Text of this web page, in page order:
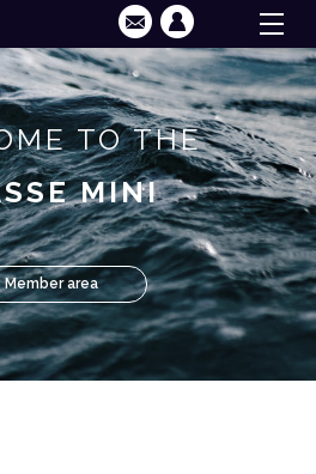
TO THE
MINI
Member area